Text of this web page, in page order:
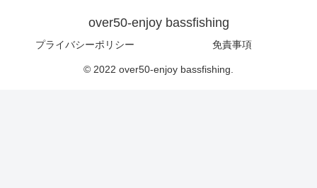
over50-enjoy bassfishing
プライバシーポリシー 免責事項
© 2022 over50-enjoy bassfishing.